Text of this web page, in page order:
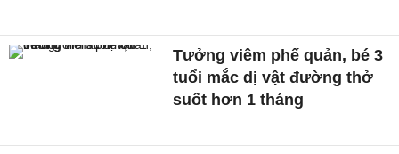
Tưởng viêm phế quản, bé 3
tuổi mắc dị vật đường thở
suốt hơn 1 tháng